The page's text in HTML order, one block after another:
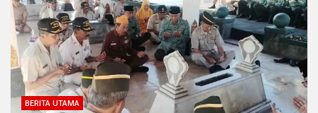
BERITA UTAMA